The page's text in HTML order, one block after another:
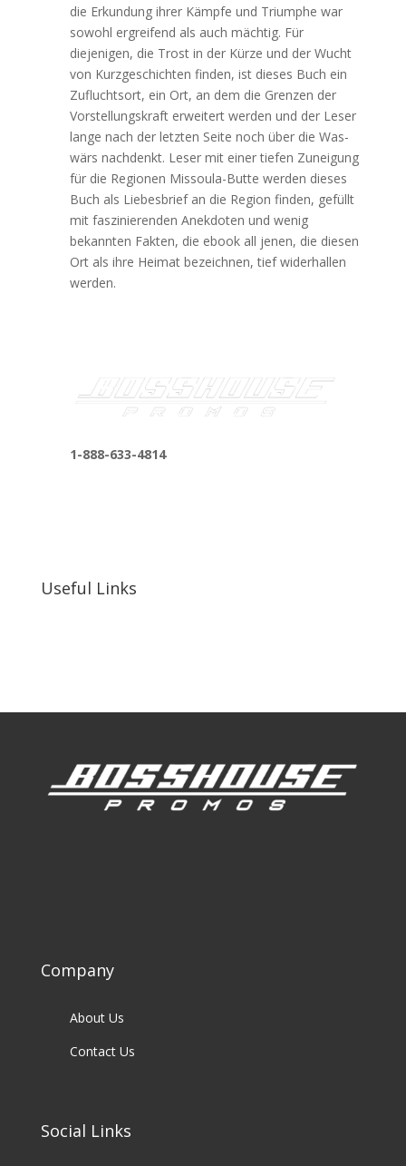
die Erkundung ihrer Kämpfe und Triumphe war
sowohl ergreifend als auch mächtig. Für
diejenigen, die Trost in der Kürze und der Wucht
von Kurzgeschichten finden, ist dieses Buch ein
Zufluchtsort, ein Ort, an dem die Grenzen der
Vorstellungskraft erweitert werden und der Leser
lange nach der letzten Seite noch über die Was-
wärs nachdenkt. Leser mit einer tiefen Zuneigung
für die Regionen Missoula-Butte werden dieses
Buch als Liebesbrief an die Region finden, gefüllt
mit faszinierenden Anekdoten und wenig
bekannten Fakten, die ebook all jenen, die diesen
Ort als ihre Heimat bezeichnen, tief widerhallen
werden.
1-888-633-4814
Useful Links
Company
About Us
Contact Us
Social Links